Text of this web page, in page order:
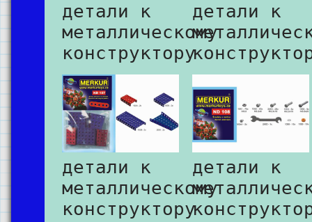
детали к
металлическому
конструктору
детали к
детали к
металлическому
конструктору
детали к